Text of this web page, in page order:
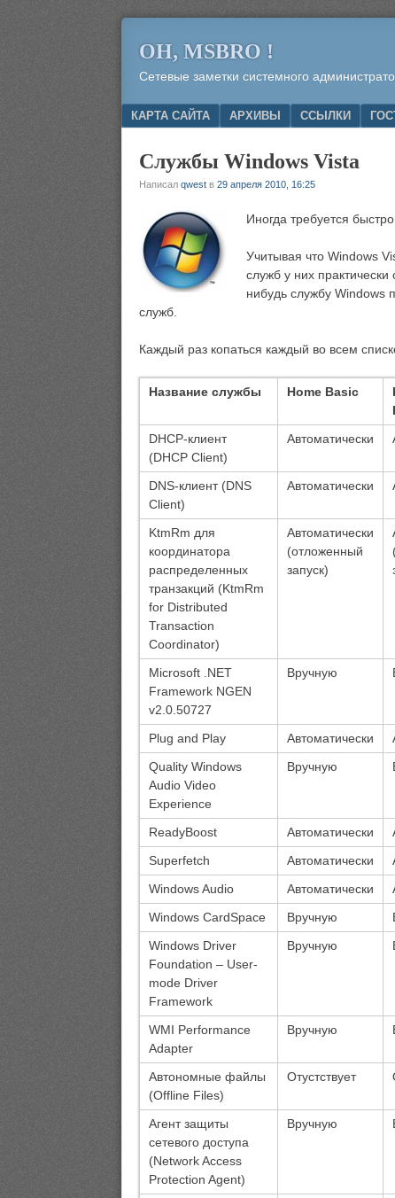
OH, MSBRO !
Сетевые заметки системного
Menu
SKIP TO CONTENT
КАРТА САЙТА АРХИВЫ ССЫЛКИ
Службы Windows Vista
Написал qwest в 29 апреля 2010, 16:25
Иногда требуется
Учитывая что Windows
служб у них
нибудь службу Windows
служб.
Каждый раз копаться каждый во всем
Название службы Home Basic
DHCP-клиент
(DHCP Client)
Автоматически
DNS-клиент (DNS
Client)
Автоматически
KtmRm для
координатора
распределенных
транзакций (KtmRm
for Distributed
Transaction
Coordinator)
Автоматически
(отложенный
запуск)
Microsoft .NET
Framework NGEN
v2.0.50727
Вручную
Plug and Play Автоматически
Quality Windows
Audio Video
Experience
Вручную
ReadyBoost Автоматически
Superfetch
Автоматически
Windows Audio
Автоматически
Windows CardSpace
Вручную
Windows Driver
Foundation – User-
mode Driver
Framework
Вручную
WMI Performance
Adapter
Вручную
Автономные файлы
(Offline Files)
Отустствует
Агент защиты
сетевого доступа
(Network Access
Protection Agent)
Вручную